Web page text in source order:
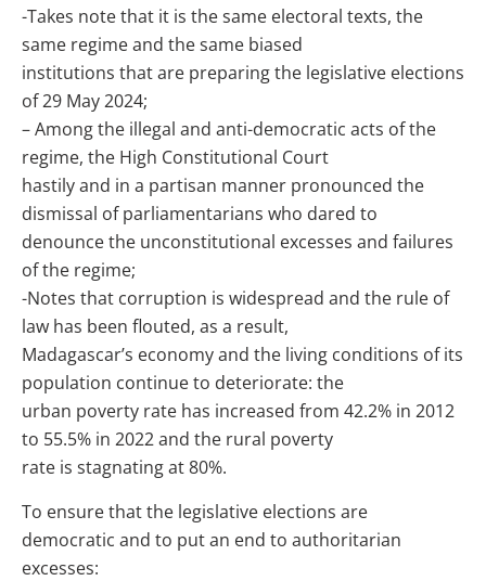
-Takes note that it is the same electoral texts, the
same regime and the same biased
institutions that are preparing the legislative elections
of 29 May 2024;
– Among the illegal and anti-democratic acts of the
regime, the High Constitutional Court
hastily and in a partisan manner pronounced the
dismissal of parliamentarians who dared to
denounce the unconstitutional excesses and failures
of the regime;
-Notes that corruption is widespread and the rule of
law has been flouted, as a result,
Madagascar’s economy and the living conditions of its
population continue to deteriorate: the
urban poverty rate has increased from 42.2% in 2012
to 55.5% in 2022 and the rural poverty
rate is stagnating at 80%.
To ensure that the legislative elections are
democratic and to put an end to authoritarian
excesses: